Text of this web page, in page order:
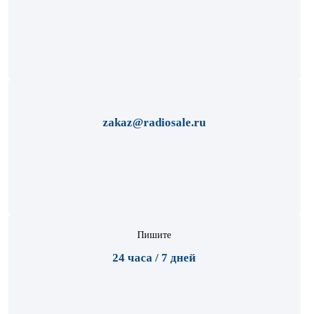
zakaz@radiosale.ru
Пишите
24 часа / 7 дней